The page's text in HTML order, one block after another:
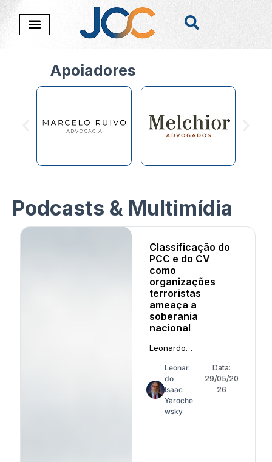
Apoiadores
Podcasts & Multimídia
Classificação do
PCC e do CV
como
organizações
terroristas
ameaça a
soberania
nacional
Leonardo
decisão do presidente
dos EUA Donald Trump
Leonar
do
Isaac
Yaroche
wsky
Data:
29/05/20
26